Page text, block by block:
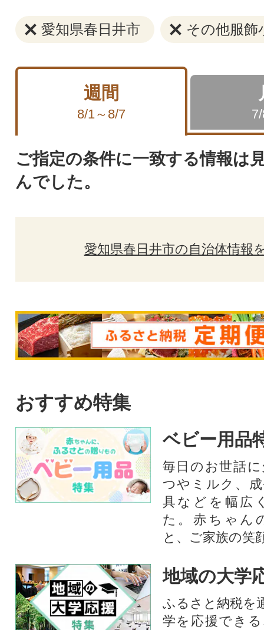
愛知県春日井市 その他服飾
週間
8/1～8/7
ご指定の条件に一致する情報は
んでした。
愛知県春日井市の自治体情報
おすすめ特集
ベビー用品
毎日のお世話
つやミルク、
具などを幅広
た。赤ちゃん
と、ご家族の笑
地域の大学
ふるさと納税を
学を応援でき